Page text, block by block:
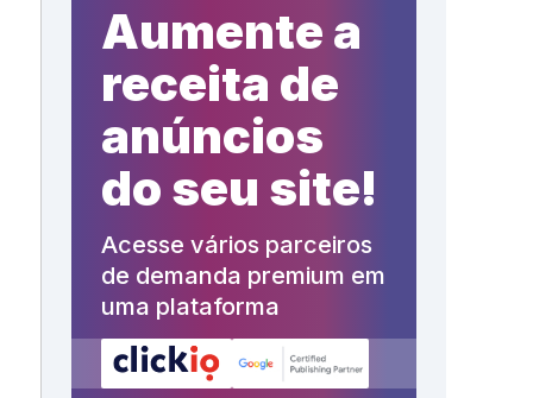
Aumente a
receita de
anúncios
do seu site!
Acesse vários parceiros
de demanda premium em
uma plataforma